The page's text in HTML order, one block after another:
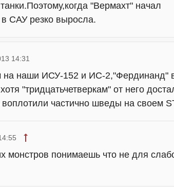
"Вермахт" начал
в САУ резко выросла.
14:31
на наши ИСУ-152 и ИС-2,"Фердинанд"
"тридцатьчетверкам" от него
воплотили частично шведы на своем
монстров понимаешь что не для